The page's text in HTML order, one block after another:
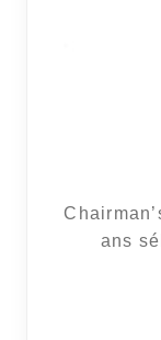
ans